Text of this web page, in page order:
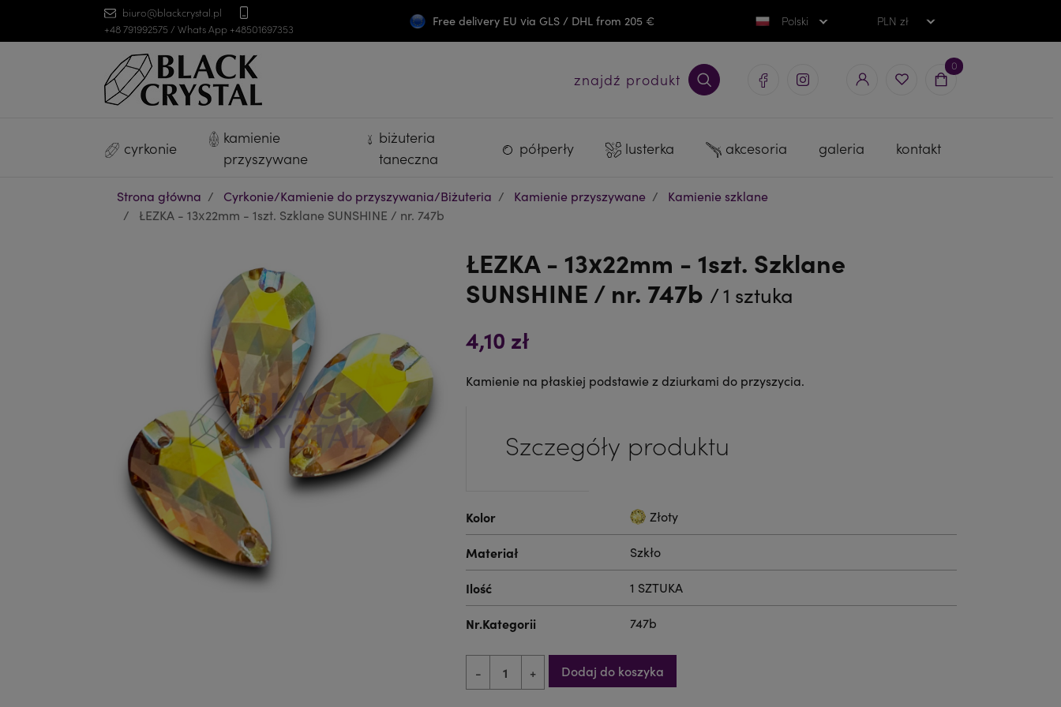
biuro@blackcrystal.pl
+48 791992575 / Whats App +48501697353
Free delivery EU via GLS / DHL from 205 € Polski PLN zł
znajdź produkt
0
cyrkonie
kamienie
przyszywane
biżuteria
taneczna
półperły lusterka akcesoria galeria kontakt
Strona główna Cyrkonie/Kamienie do przyszywania/Biżuteria Kamienie przyszywane
Kamienie szklane
ŁEZKA - 13x22mm - 1szt. Szklane SUNSHINE / nr. 747b
ŁEZKA - 13x22mm - 1szt. Szklane
SUNSHINE / nr. 747b / 1 sztuka
4,10 zł
Kamienie na płaskiej podstawie z dziurkami do przyszycia.
Szczegóły produktu
Kolor Złoty
Materiał Szkło
Ilość 1 SZTUKA
Nr.Kategorii 747b
- + Dodaj do koszyka